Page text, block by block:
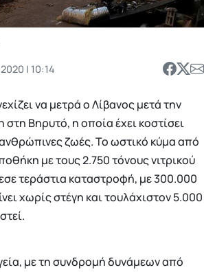
| 10:14
να μετρά ο Λίβανος μετά την
στη Βηρυτό, η οποία έχει κοστίσει
ανθρώπινες ζωές. Το ωστικό κύμα από
με τους 2.750 τόνους νιτρικού
τεράστια καταστροφή, με 300.000
χωρίς στέγη και τουλάχιστον 5.000
με τη συνδρομή δυνάμεων από